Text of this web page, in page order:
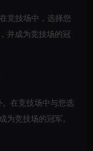
竞技场中，选择您
并成为竞技场的冠
在竞技场中与您选
为竞技场的冠军。